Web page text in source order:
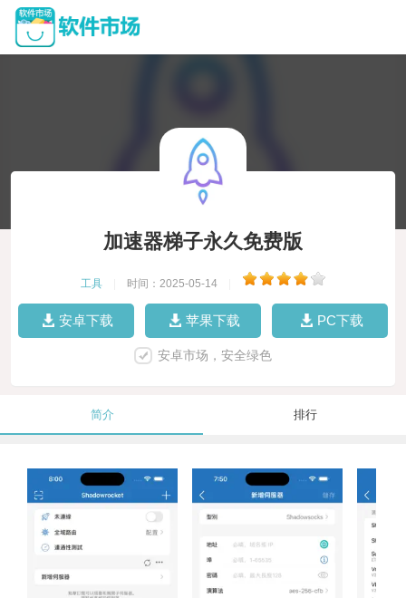
加速器梯子永久免费版
工具 时间：2025-05-14
安卓下载 苹果下载 PC下载
安卓市场，安全绿色
简介 排行